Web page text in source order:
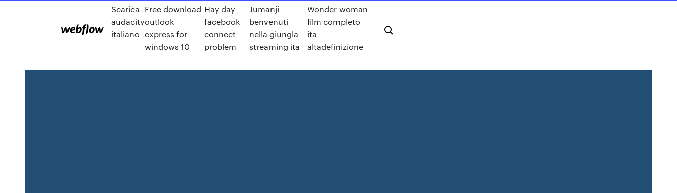
Scarica
audacity
italiano
Free download
outlook
express for
windows 10
Hay day
facebook
connect
problem
Jumanji
benvenuti
nella giungla
streaming ita
Wonder woman
film completo
ita
altadefinizione